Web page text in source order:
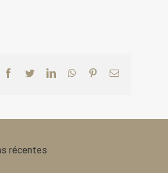
Facebook
TwitterLinkedInWhatsApp
PinterestEmail
récentes